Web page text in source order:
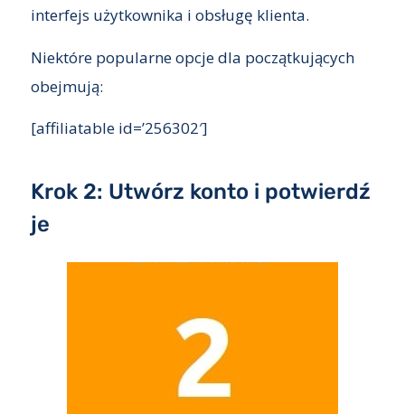
interfejs użytkownika i obsługę klienta.
Niektóre popularne opcje dla początkujących
obejmują:
[affiliatable id=’256302′]
Krok 2: Utwórz konto i potwierdź
je